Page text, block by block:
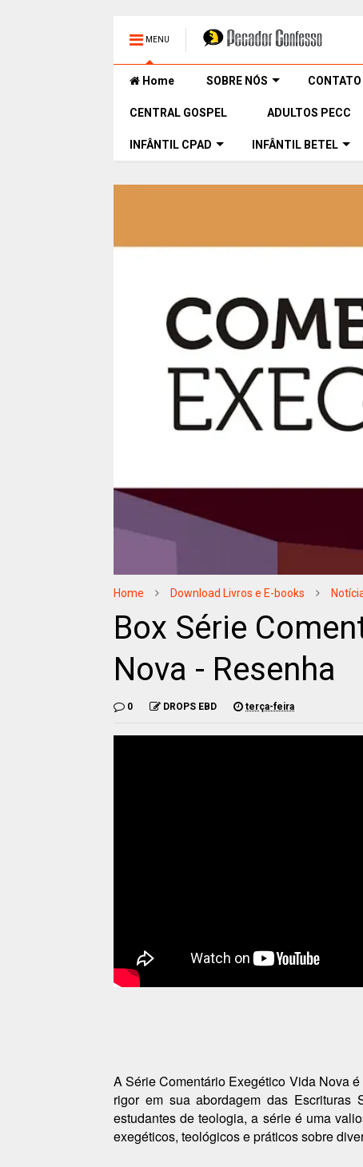
MENU
Home SOBRE NÓS CONTATO
CENTRAL GOSPEL ADULTOS PECC
INFÂNTIL CPAD INFÂNTIL BETEL
Home Download Livros e E-books
Box Série
Nova - Resenha
0 DROPS EBD terça-feira
A Série Comentário Exegético Vida Nova
rigor em sua abordagem das Escrituras
estudantes de teologia, a série é uma
exegéticos, teológicos e práticos sobre